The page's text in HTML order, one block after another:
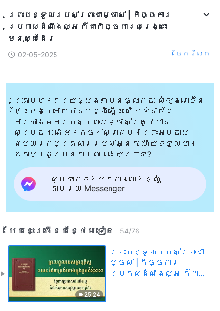
ព្រះបន្ទូល​របស់​ព្រះ​ជា​ម្ចាស់ | កិច្ចការ
ប្រកាសដំណឹងល្អ ក៏ជាកិច្ចការសង្គ្រោះ
មនុស្សដែរ
02-05-2025 ចែក​រំលែក
គ្រោះមហន្តរាយផ្សេងៗបានធ្លាក់ចុះ សំឡេងរោទិ៍នៃ
ថ្ងៃចុងក្រោយបានបន្លឺឡើង ហើយទំនាយនៃ
ការយាងមករបស់ព្រះអម្ចាស់ត្រូវបាន
សម្រេច។ តើអ្នកចង់ស្វាគមន៍ព្រះអម្ចាស់
ជាមួយក្រុមគ្រួសាររបស់អ្នក ហើយទទួលបាន
ឱកាសត្រូវបានការពារដោយព្រះទេ?
សូមទាក់ទងមកកាន់យើងខ្ញុំ
តាមរយៈ Messenger
បែបនេះ​ច្រើនបន្ថែម​ទៀត​ 54/76
25:24
ព្រះបន្ទូល​របស់​ព្រះ​ជា​
ម្ចាស់ | កិច្ចការ
ប្រកាសដំណឹងល្អ ក៏ជា